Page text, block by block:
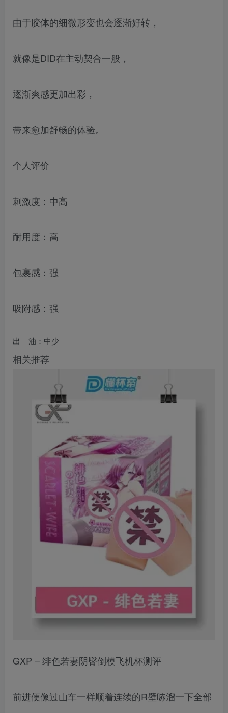
由于胶体的细微形变也会逐渐好转，
就像是DID在主动契合一般，
逐渐爽感更加出彩，
带来愈加舒畅的体验。
个人评价
刺激度：中高
耐用度：高
包裹感：强
吸附感：强
出 油：中少
相关推荐
GXP – 绯色若妻阴臀倒模飞机杯测评
前进便像过山车一样顺着连续的R壁哧溜一下全部